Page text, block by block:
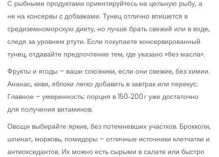
С рыбными продуктами ориентируйтесь на цельную рыбу, а
не на консервы с добавками. Тунец отлично впишется в
средиземноморскую диету, но лучше брать свежий или в воде,
следя за уровнем ртути. Если покупаете консервированный
тунец, отдавайте предпочтение тем, где указано «без масла».
Фрукты и ягоды – ваши союзники, если они свежие, без химии.
Ананас, киви, яблоки легко добавить в завтрак или перекус.
Главное – умеренность: порция в 150‑200 г уже достаточно
для получения витаминов.
Овощи выбирайте яркие, без потемневших участков. Брокколи,
шпинат, морковь, помидоры – отличные источники клетчатки и
антиоксидантов. Их можно есть сырыми в салате или быстро